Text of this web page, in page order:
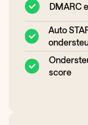
DMARC
Auto
score